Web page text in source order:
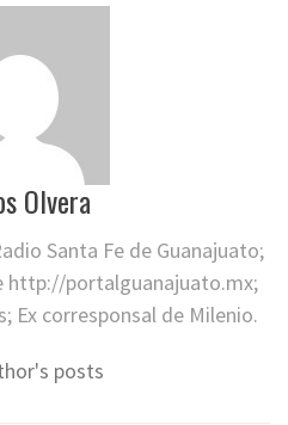
Olvera
Santa Fe de Guanajuato;
http://portalguanajuato.mx;
Ex corresponsal de Milenio.
posts